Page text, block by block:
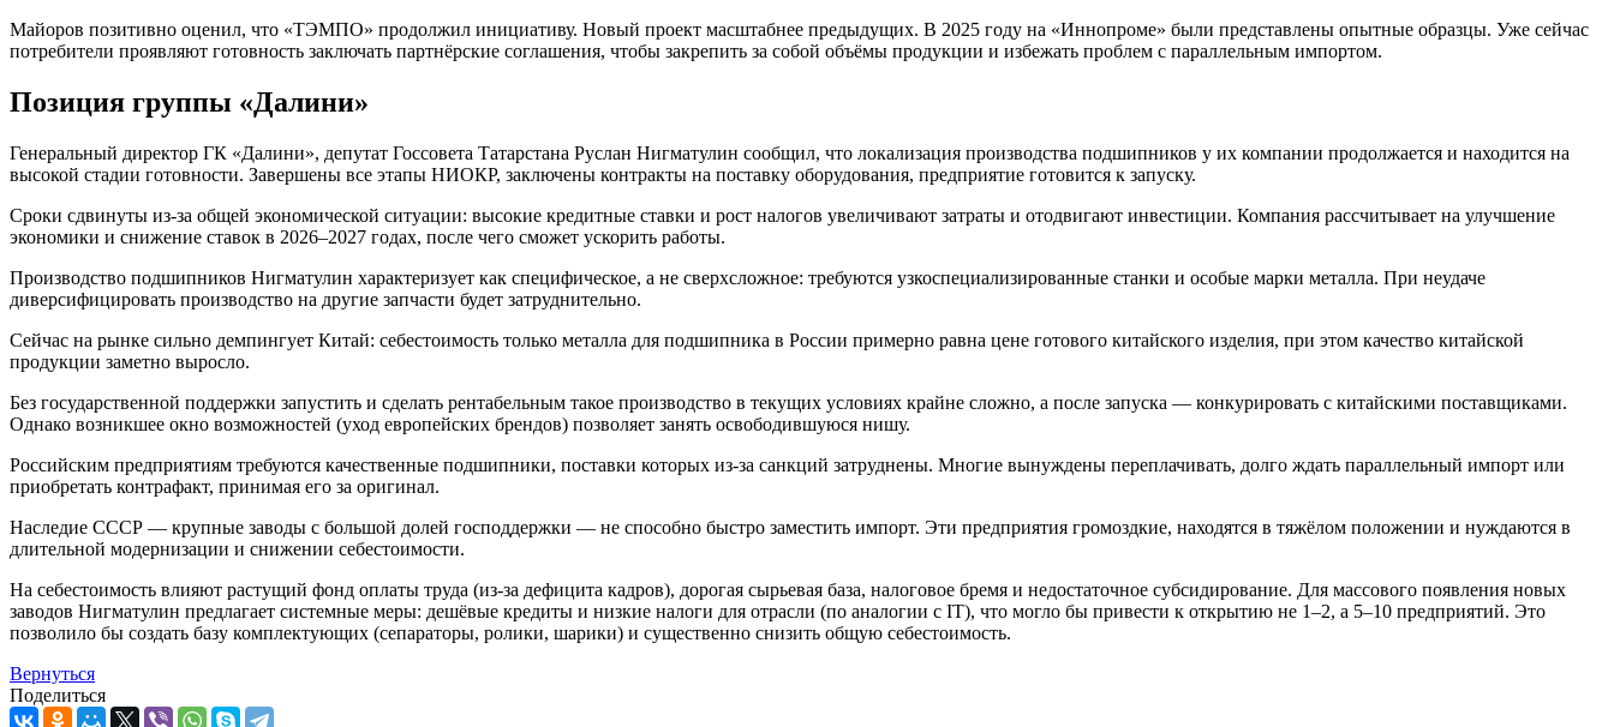
Майоров позитивно оценил, что «ТЭМПО» продолжил инициативу. Новый проект масштабнее предыдущих. В 2025 году на «Иннопроме» были представлены опытные образцы. Уже сейчас
потребители проявляют готовность заключать партнёрские соглашения, чтобы закрепить за собой объёмы продукции и избежать проблем с параллельным импортом.
Позиция группы «Далини»
Генеральный директор ГК «Далини», депутат Госсовета Татарстана Руслан Нигматулин сообщил, что локализация производства подшипников у их компании продолжается и находится на
высокой стадии готовности. Завершены все этапы НИОКР, заключены контракты на поставку оборудования, предприятие готовится к запуску.
Сроки сдвинуты из-за общей экономической ситуации: высокие кредитные ставки и рост налогов увеличивают затраты и отодвигают инвестиции. Компания рассчитывает на улучшение
экономики и снижение ставок в 2026–2027 годах, после чего сможет ускорить работы.
Производство подшипников Нигматулин характеризует как специфическое, а не сверхсложное: требуются узкоспециализированные станки и особые марки металла. При неудаче
диверсифицировать производство на другие запчасти будет затруднительно.
Сейчас на рынке сильно демпингует Китай: себестоимость только металла для подшипника в России примерно равна цене готового китайского изделия, при этом качество китайской
продукции заметно выросло.
Без государственной поддержки запустить и сделать рентабельным такое производство в текущих условиях крайне сложно, а после запуска — конкурировать с китайскими поставщиками.
Однако возникшее окно возможностей (уход европейских брендов) позволяет занять освободившуюся нишу.
Российским предприятиям требуются качественные подшипники, поставки которых из-за санкций затруднены. Многие вынуждены переплачивать, долго ждать параллельный импорт или
приобретать контрафакт, принимая его за оригинал.
Наследие СССР — крупные заводы с большой долей господдержки — не способно быстро заместить импорт. Эти предприятия громоздкие, находятся в тяжёлом положении и нуждаются в
длительной модернизации и снижении себестоимости.
На себестоимость влияют растущий фонд оплаты труда (из-за дефицита кадров), дорогая сырьевая база, налоговое бремя и недостаточное субсидирование. Для массового появления новых
заводов Нигматулин предлагает системные меры: дешёвые кредиты и низкие налоги для отрасли (по аналогии с IT), что могло бы привести к открытию не 1–2, а 5–10 предприятий. Это
позволило бы создать базу комплектующих (сепараторы, ролики, шарики) и существенно снизить общую себестоимость.
Вернуться
Поделиться